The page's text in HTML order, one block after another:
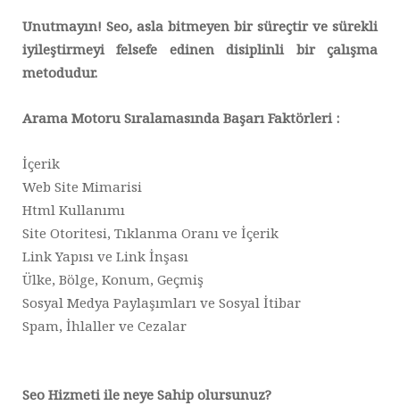
Unutmayın! Seo, asla bitmeyen bir süreçtir ve sürekli
iyileştirmeyi felsefe edinen disiplinli bir çalışma
metodudur.
Arama Motoru Sıralamasında Başarı Faktörleri :
İçerik
Web Site Mimarisi
Html Kullanımı
Site Otoritesi, Tıklanma Oranı ve İçerik
Link Yapısı ve Link İnşası
Ülke, Bölge, Konum, Geçmiş
Sosyal Medya Paylaşımları ve Sosyal İtibar
Spam, İhlaller ve Cezalar
Seo Hizmeti ile neye Sahip olursunuz?